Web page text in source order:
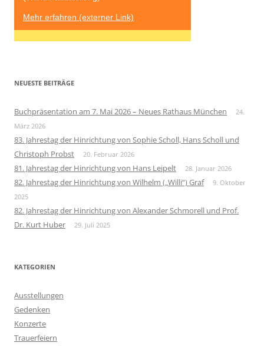
Mehr erfahren (externer Link)
NEUESTE BEITRÄGE
Buchpräsentation am 7. Mai 2026 – Neues Rathaus München
24.
März 2026
83. Jahrestag der Hinrichtung von Sophie Scholl, Hans Scholl und
Christoph Probst
20. Februar 2026
81. Jahrestag der Hinrichtung von Hans Leipelt 28. Januar 2026
82. Jahrestag der Hinrichtung von Wilhelm („Willi“) Graf
9. Oktober
2025
82. Jahrestag der Hinrichtung von Alexander Schmorell und Prof.
Dr. Kurt Huber
29. Juli 2025
KATEGORIEN
Ausstellungen
Gedenken
Konzerte
Trauerfeiern